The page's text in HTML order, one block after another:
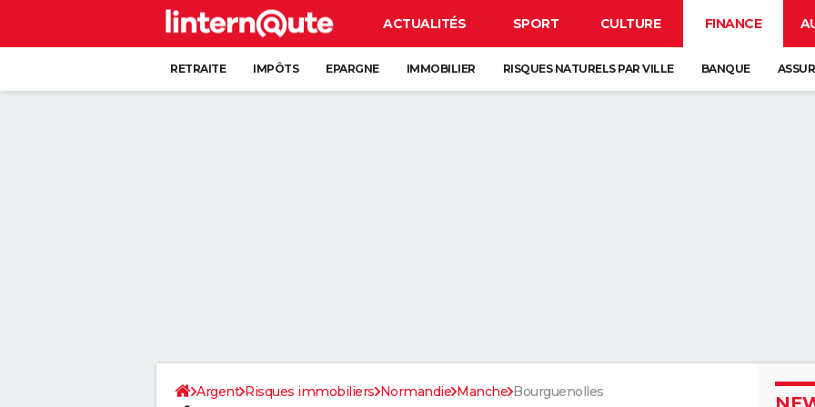
ACTUALITÉS SPORT CULTURE FINANCE
RETRAITE IMPÔTS EPARGNE IMMOBILIER RISQUES NATURELS PAR VILLE BANQUE
Argent Risques immobiliers Normandie Manche Bourguenolles